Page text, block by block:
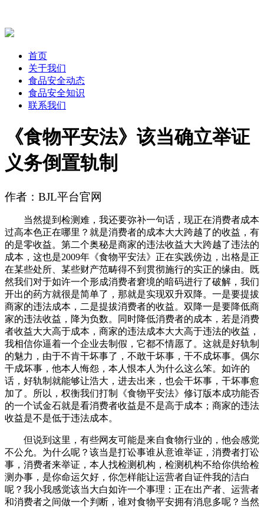
首页
关于我们
食品安全动态
食品安全知识
联系我们
《食物平安法》该当确立举证
义务倒置轨制
作者：BJL平台官网
当然提到检测难，我还要弥补一句话，现正在消费者成本
过高本色正在哪里？就是消费者的成本大大跨越了的收益，有
的是零收益。第二个奥秘是商家的违法收益大大跨越了违法的
成本，这也是2009年《食物平安法》正在实践傍边，出格是正
在某些处所、某些财产范畴得不到贯彻施行的实正的缘由。既
然我们对于如许一个形成消费者窘境的暗码进行了破解，我们
开出的药方就很是简单了，那就是实现双升双降。一是要提拔
商家的违法成本，二是提拔消费者的收益。双降一是要降低商
家的违法收益，降为负数。同时降低消费者的成本，若是消费
者收益大大高于成本，商家的违法成本大大高于违法的收益，
我相信你逼着一个企业去制假，它都不情愿了。这就是好轨制
的魅力，由于不肯干坏事了，不敢干坏事，干不成坏事。偶尔
干成坏事，他本人悔怨，本人恨本人为什么这么笨。如许的
话，好轨制就能够让浩大，进去出来，也会干坏事，干坏事愈
加了。所以，权衡我们打制《食物平安法》修订版本成功能否
的一个试金石就是看消费者收益是不是高于成本；商家的违法
收益是不是低于违法成本。
但说到这里，有些网友可能是来自食物行业的，他会感觉
不公允。为什么呢？该当是打讼事谁从意谁举证，消费者打讼
事，消费者来举证，本人找检测机构，检测机构不给你供给检
测办事，是你命运欠好，你怎样能让运营者自证件我的洁白
呢？我小我感觉该当大白如许一个事理：正在出产者、运营者
和消费者之间做一个判断，谁对食物平安拥有消息多呢？当然